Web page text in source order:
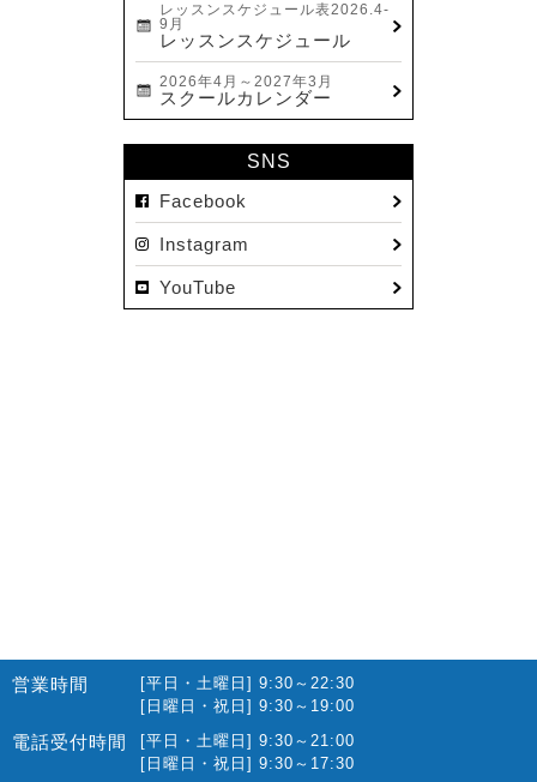
2023.04(15)
2022.11(16)
2022.01(10)
2021.12(12)
レッスンスケジュール表2026.4-
9月
レッスンスケジュール
2026年4月～2027年3月
スクールカレンダー
SNS
Facebook
Instagram
YouTube
営業時間
[平日・土曜日] 9:30～22:30
[日曜日・祝日] 9:30～19:00
電話受付時間
[平日・土曜日] 9:30～21:00
[日曜日・祝日] 9:30～17:30